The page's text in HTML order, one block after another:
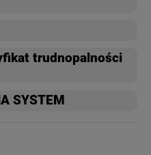
trudnopalności
SYSTEM